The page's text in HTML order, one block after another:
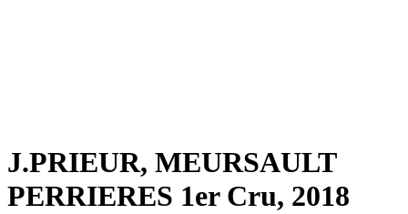
J.PRIEUR, MEURSAULT
PERRIERES 1er Cru, 2018